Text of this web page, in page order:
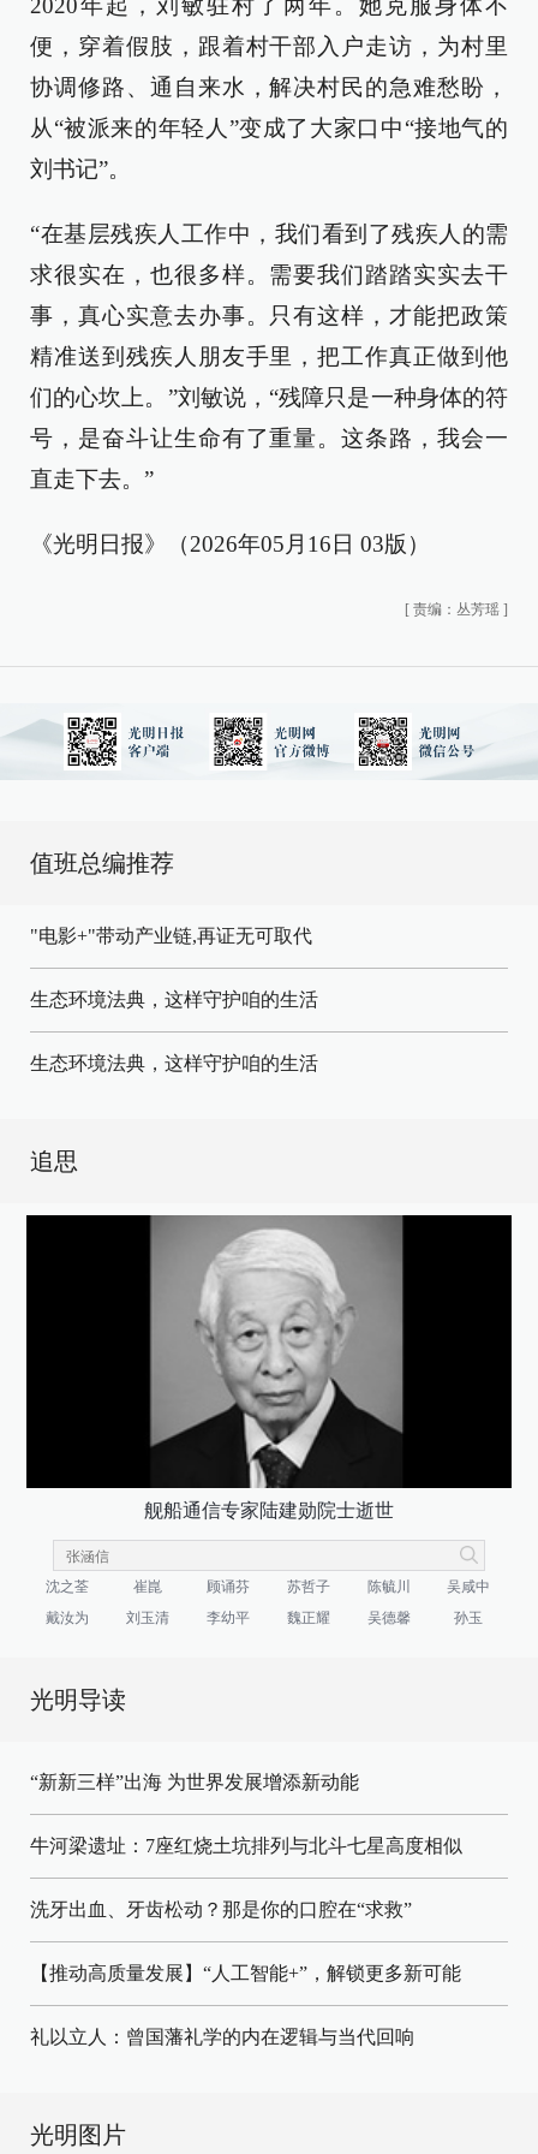
2020年起，刘敏驻村了两年。她克服身体不
便，穿着假肢，跟着村干部入户走访，为村里
协调修路、通自来水，解决村民的急难愁盼，
从“被派来的年轻人”变成了大家口中“接地气的
刘书记”。
“在基层残疾人工作中，我们看到了残疾人的需
求很实在，也很多样。需要我们踏踏实实去干
事，真心实意去办事。只有这样，才能把政策
精准送到残疾人朋友手里，把工作真正做到他
们的心坎上。”刘敏说，“残障只是一种身体的符
号，是奋斗让生命有了重量。这条路，我会一
直走下去。”
《光明日报》（2026年05月16日 03版）
[ 责编：丛芳瑶 ]
值班总编推荐
"电影+"带动产业链,再证无可取代
生态环境法典，这样守护咱的生活
生态环境法典，这样守护咱的生活
追思
舰船通信专家陆建勋院士逝世
沈之荃 崔崑 顾诵芬 苏哲子 陈毓川
吴咸中
戴汝为
刘玉清 李幼平 魏正耀 吴德馨 孙玉
光明导读
“新新三样”出海 为世界发展增添新动能
牛河梁遗址：7座红烧土坑排列与北斗七星高度相似
洗牙出血、牙齿松动？那是你的口腔在“求救”
【推动高质量发展】“人工智能+”，解锁更多新可能
礼以立人：曾国藩礼学的内在逻辑与当代回响
光明图片